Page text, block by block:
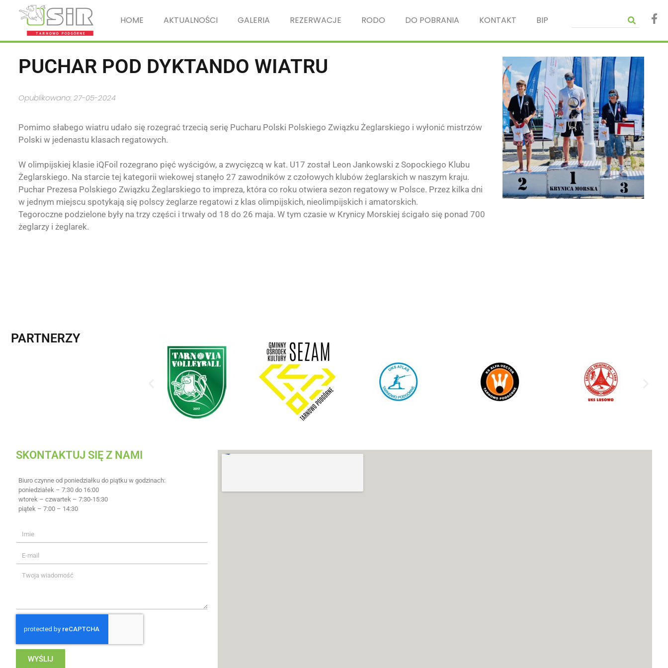
HOME AKTUALNOŚCI GALERIA REZERWACJE RODO DO POBRANIA KONTAKT BIP
PUCHAR POD DYKTANDO WIATRU
Opublikowano: 27-05-2024
Pomimo słabego wiatru udało się rozegrać trzecią serię Pucharu Polski Polskiego Związku Żeglarskiego i wyłonić mistrzów
Polski w jedenastu klasach regatowych.
W olimpijskiej klasie iQFoil rozegrano pięć wyścigów, a zwycięzcą w kat. U17 został Leon Jankowski z Sopockiego Klubu
Żeglarskiego. Na starcie tej kategorii wiekowej stanęło 27 zawodników z czołowych klubów żeglarskich w naszym kraju.
Puchar Prezesa Polskiego Związku Żeglarskiego to impreza, która co roku otwiera sezon regatowy w Polsce. Przez kilka dni
w jednym miejscu spotykają się polscy żeglarze regatowi z klas olimpijskich, nieolimpijskich i amatorskich.
Tegoroczne podzielone były na trzy części i trwały od 18 do 26 maja. W tym czasie w Krynicy Morskiej ścigało się ponad 700
żeglarzy i żeglarek.
PARTNERZY
SKONTAKTUJ SIĘ Z NAMI
Biuro czynne od poniedziałku do piątku w godzinach:
poniedziałek – 7:30 do 16:00
wtorek – czwartek – 7:30-15:30
piątek – 7:00 – 14:30
WYŚLIJ